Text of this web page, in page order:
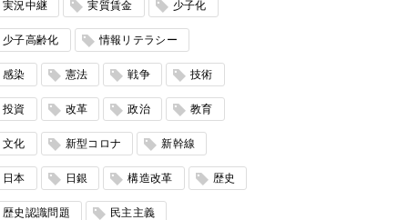
実況中継 実質賃金 少子化
少子高齢化 情報リテラシー
感染 憲法 戦争 技術
投資 改革 政治 教育
文化 新型コロナ 新幹線
日本 日銀 構造改革 歴史
歴史認識問題 民主主義